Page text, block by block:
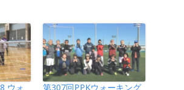
ウォ
第307回PPKウォーキング